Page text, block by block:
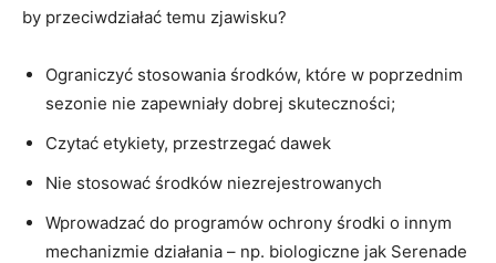
by przeciwdziałać temu zjawisku?
Ograniczyć stosowania środków, które w poprzednim
sezonie nie zapewniały dobrej skuteczności;
Czytać etykiety, przestrzegać dawek
Nie stosować środków niezrejestrowanych
Wprowadzać do programów ochrony środki o innym
mechanizmie działania – np. biologiczne jak Serenade